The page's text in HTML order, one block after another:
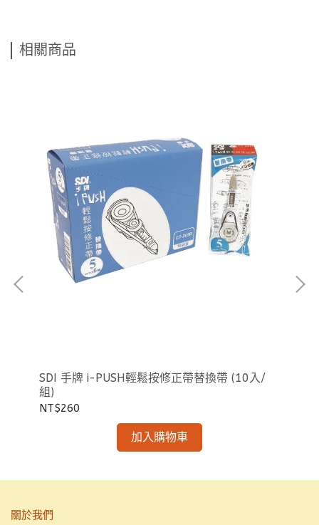
相關商品
SDI 手牌 i-PUSH輕鬆按修正帶替換帶 (10入/
組)
NT$260
加入購物車
關於我們